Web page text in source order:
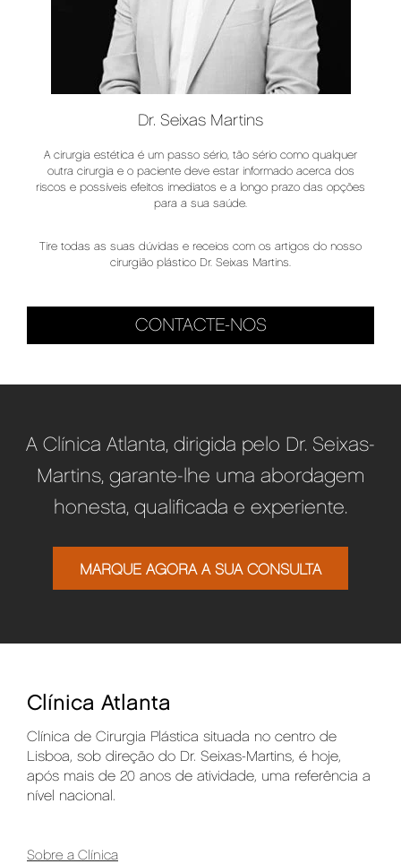
Dr. Seixas Martins
A cirurgia estética é um passo sério, tão sério como qualquer
outra cirurgia e o paciente deve estar informado acerca dos
riscos e possíveis efeitos imediatos e a longo prazo das opções
para a sua saúde.
Tire todas as suas dúvidas e receios com os artigos do nosso
cirurgião plástico Dr. Seixas Martins.
CONTACTE-NOS
A Clínica Atlanta, dirigida pelo Dr. Seixas-
Martins, garante-lhe uma abordagem
honesta, qualificada e experiente.
MARQUE AGORA A SUA CONSULTA
Clínica Atlanta
Clínica de Cirurgia Plástica situada no centro de
Lisboa, sob direção do Dr. Seixas-Martins, é hoje,
após mais de 20 anos de atividade, uma referência a
nível nacional.
Sobre a Clínica